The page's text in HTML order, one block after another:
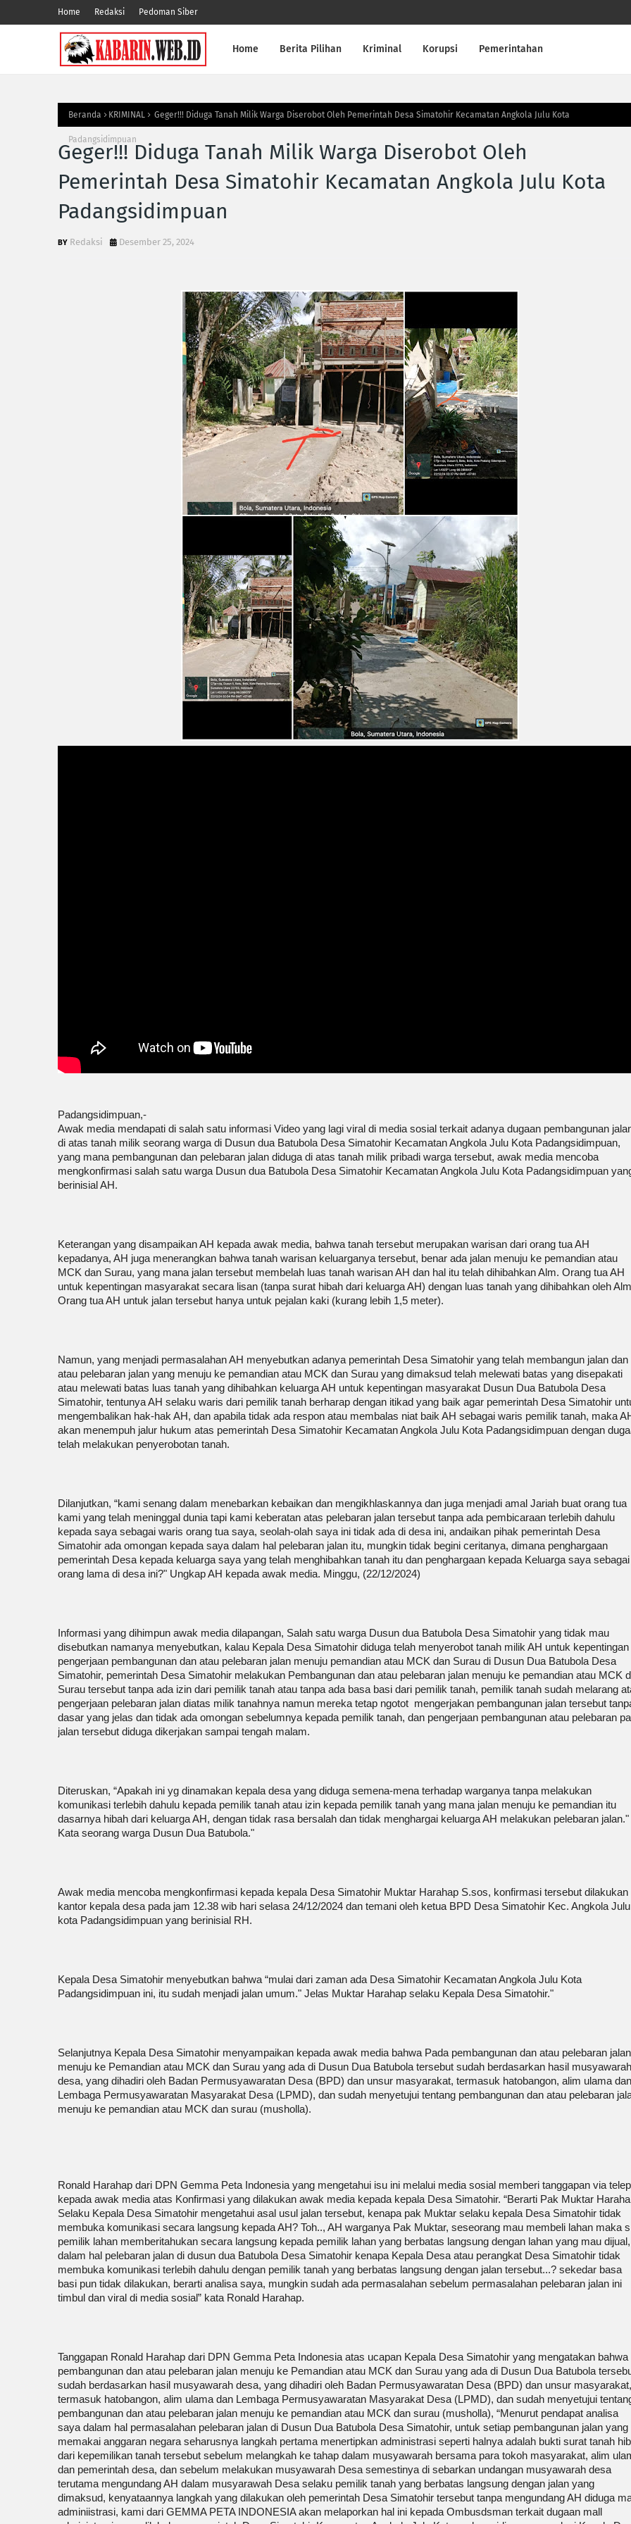
Home Redaksi Pedoman Siber
Home Berita Pilihan Kriminal Korupsi Pemerintahan
Beranda KRIMINAL Geger!!! Diduga Tanah Milik Warga Diserobot Oleh Pemerintah Desa Simatohir Kecamatan Angkola Julu Kota
Padangsidimpuan
Geger!!! Diduga Tanah Milik Warga Diserobot Oleh
Pemerintah Desa Simatohir Kecamatan Angkola Julu Kota
Padangsidimpuan
Redaksi Desember 25, 2024
Padangsidimpuan,-
Awak media mendapati di salah satu informasi Video yang lagi viral di media sosial terkait adanya dugaan pembangunan
di atas tanah milik seorang warga di Dusun dua Batubola Desa Simatohir Kecamatan Angkola Julu Kota Padangsidimpuan,
yang mana pembangunan dan pelebaran jalan diduga di atas tanah milik pribadi warga tersebut, awak media mencoba
mengkonfirmasi salah satu warga Dusun dua Batubola Desa Simatohir Kecamatan Angkola Julu Kota Padangsidimpuan
berinisial AH.
Keterangan yang disampaikan AH kepada awak media, bahwa tanah tersebut merupakan warisan dari orang tua AH
kepadanya, AH juga menerangkan bahwa tanah warisan keluarganya tersebut, benar ada jalan menuju ke pemandian atau
MCK dan Surau, yang mana jalan tersebut membelah luas tanah warisan AH dan hal itu telah dihibahkan Alm. Orang tua AH
untuk kepentingan masyarakat secara lisan (tanpa surat hibah dari keluarga AH) dengan luas tanah yang dihibahkan oleh
Orang tua AH untuk jalan tersebut hanya untuk pejalan kaki (kurang lebih 1,5 meter).
Namun, yang menjadi permasalahan AH menyebutkan adanya pemerintah Desa Simatohir yang telah membangun jalan dan
atau pelebaran jalan yang menuju ke pemandian atau MCK dan Surau yang dimaksud telah melewati batas yang disepakati
atau melewati batas luas tanah yang dihibahkan keluarga AH untuk kepentingan masyarakat Dusun Dua Batubola Desa
Simatohir, tentunya AH selaku waris dari pemilik tanah berharap dengan itikad yang baik agar pemerintah Desa Simatohir
mengembalikan hak-hak AH, dan apabila tidak ada respon atau membalas niat baik AH sebagai waris pemilik tanah, maka
akan menempuh jalur hukum atas pemerintah Desa Simatohir Kecamatan Angkola Julu Kota Padangsidimpuan dengan
telah melakukan penyerobotan tanah.
Dilanjutkan, “kami senang dalam menebarkan kebaikan dan mengikhlaskannya dan juga menjadi amal Jariah buat orang tua
kami yang telah meninggal dunia tapi kami keberatan atas pelebaran jalan tersebut tanpa ada pembicaraan terlebih dahulu
kepada saya sebagai waris orang tua saya, seolah-olah saya ini tidak ada di desa ini, andaikan pihak pemerintah Desa
Simatohir ada omongan kepada saya dalam hal pelebaran jalan itu, mungkin tidak begini ceritanya, dimana penghargaan
pemerintah Desa kepada keluarga saya yang telah menghibahkan tanah itu dan penghargaan kepada Keluarga saya sebagai
orang lama di desa ini?" Ungkap AH kepada awak media. Minggu, (22/12/2024)
Informasi yang dihimpun awak media dilapangan, Salah satu warga Dusun dua Batubola Desa Simatohir yang tidak mau
disebutkan namanya menyebutkan, kalau Kepala Desa Simatohir diduga telah menyerobot tanah milik AH untuk kepentingan
pengerjaan pembangunan dan atau pelebaran jalan menuju pemandian atau MCK dan Surau di Dusun Dua Batubola Desa
Simatohir, pemerintah Desa Simatohir melakukan Pembangunan dan atau pelebaran jalan menuju ke pemandian atau MCK
Surau tersebut tanpa ada izin dari pemilik tanah atau tanpa ada basa basi dari pemilik tanah, pemilik tanah sudah melarang
pengerjaan pelebaran jalan diatas milik tanahnya namun mereka tetap ngotot mengerjakan pembangunan jalan tersebut
dasar yang jelas dan tidak ada omongan sebelumnya kepada pemilik tanah, dan pengerjaan pembangunan atau pelebaran
jalan tersebut diduga dikerjakan sampai tengah malam.
Diteruskan, “Apakah ini yg dinamakan kepala desa yang diduga semena-mena terhadap warganya tanpa melakukan
komunikasi terlebih dahulu kepada pemilik tanah atau izin kepada pemilik tanah yang mana jalan menuju ke pemandian itu
dasarnya hibah dari keluarga AH, dengan tidak rasa bersalah dan tidak menghargai keluarga AH melakukan pelebaran jalan."
Kata seorang warga Dusun Dua Batubola."
Awak media mencoba mengkonfirmasi kepada kepala Desa Simatohir Muktar Harahap S.sos, konfirmasi tersebut dilakukan
kantor kepala desa pada jam 12.38 wib hari selasa 24/12/2024 dan temani oleh ketua BPD Desa Simatohir Kec. Angkola Julu
kota Padangsidimpuan yang berinisial RH.
Kepala Desa Simatohir menyebutkan bahwa “mulai dari zaman ada Desa Simatohir Kecamatan Angkola Julu Kota
Padangsidimpuan ini, itu sudah menjadi jalan umum." Jelas Muktar Harahap selaku Kepala Desa Simatohir."
Selanjutnya Kepala Desa Simatohir menyampaikan kepada awak media bahwa Pada pembangunan dan atau pelebaran jalan
menuju ke Pemandian atau MCK dan Surau yang ada di Dusun Dua Batubola tersebut sudah berdasarkan hasil musyawarah
desa, yang dihadiri oleh Badan Permusyawaratan Desa (BPD) dan unsur masyarakat, termasuk hatobangon, alim ulama dan
Lembaga Permusyawaratan Masyarakat Desa (LPMD), dan sudah menyetujui tentang pembangunan dan atau pelebaran
menuju ke pemandian atau MCK dan surau (musholla).
Ronald Harahap dari DPN Gemma Peta Indonesia yang mengetahui isu ini melalui media sosial memberi tanggapan via
kepada awak media atas Konfirmasi yang dilakukan awak media kepada kepala Desa Simatohir. “Berarti Pak Muktar
Selaku Kepala Desa Simatohir mengetahui asal usul jalan tersebut, kenapa pak Muktar selaku kepala Desa Simatohir tidak
membuka komunikasi secara langsung kepada AH? Toh.., AH warganya Pak Muktar, seseorang mau membeli lahan maka
pemilik lahan memberitahukan secara langsung kepada pemilik lahan yang berbatas langsung dengan lahan yang mau dijual,
dalam hal pelebaran jalan di dusun dua Batubola Desa Simatohir kenapa Kepala Desa atau perangkat Desa Simatohir tidak
membuka komunikasi terlebih dahulu dengan pemilik tanah yang berbatas langsung dengan jalan tersebut...? sekedar basa
basi pun tidak dilakukan, berarti analisa saya, mungkin sudah ada permasalahan sebelum permasalahan pelebaran jalan ini
timbul dan viral di media sosial” kata Ronald Harahap.
Tanggapan Ronald Harahap dari DPN Gemma Peta Indonesia atas ucapan Kepala Desa Simatohir yang mengatakan bahwa
pembangunan dan atau pelebaran jalan menuju ke Pemandian atau MCK dan Surau yang ada di Dusun Dua Batubola
sudah berdasarkan hasil musyawarah desa, yang dihadiri oleh Badan Permusyawaratan Desa (BPD) dan unsur masyarakat,
termasuk hatobangon, alim ulama dan Lembaga Permusyawaratan Masyarakat Desa (LPMD), dan sudah menyetujui
pembangunan dan atau pelebaran jalan menuju ke pemandian atau MCK dan surau (musholla), “Menurut pendapat analisa
saya dalam hal permasalahan pelebaran jalan di Dusun Dua Batubola Desa Simatohir, untuk setiap pembangunan jalan yang
memakai anggaran negara seharusnya langkah pertama menertipkan administrasi seperti halnya adalah bukti surat tanah
dari kepemilikan tanah tersebut sebelum melangkah ke tahap dalam musyawarah bersama para tokoh masyarakat, alim
dan pemerintah desa, dan sebelum melakukan musyawarah Desa semestinya di sebarkan undangan musyawarah desa
terutama mengundang AH dalam musyarawah Desa selaku pemilik tanah yang berbatas langsung dengan jalan yang
dimaksud, kenyataannya langkah yang dilakukan oleh pemerintah Desa Simatohir tersebut tanpa mengundang AH diduga
adminiistrasi, kami dari GEMMA PETA INDONESIA akan melaporkan hal ini kepada Ombusdsman terkait dugaan mall